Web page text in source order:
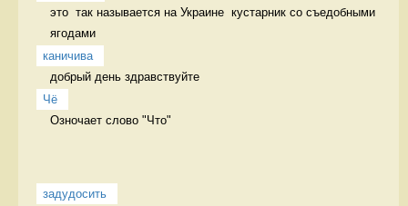
это  так называется на Украине  кустарник со съедобными
ягодами
каничива
добрый день здравствуйте
Чё
Озночает слово "Что"
задудосить